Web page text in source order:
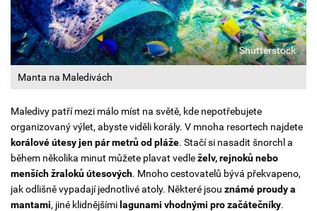
Manta na Maledivách
Shutterstock
Maledivy patří mezi málo míst na světě, kde nepotřebujete
organizovaný výlet, abyste viděli korály. V mnoha resortech najdete
korálové útesy jen pár metrů od pláže. Stačí si nasadit šnorchl a
během několika minut můžete plavat vedleželv, rejnoků nebo
menších žraloků útesových. Mnoho cestovatelů bývá překvapeno,
jak odlišně vypadají jednotlivé atoly. Některé jsou známé proudy a
mantami, jiné klidnějšími lagunami vhodnými pro začátečníky.